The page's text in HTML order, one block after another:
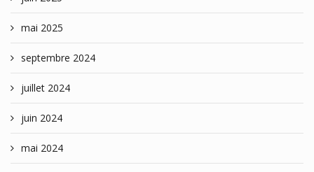
mai 2025
septembre 2024
juillet 2024
juin 2024
mai 2024